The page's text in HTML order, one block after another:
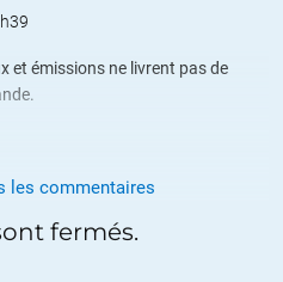
et émissions ne livrent pas de
les commentaires
fermés.